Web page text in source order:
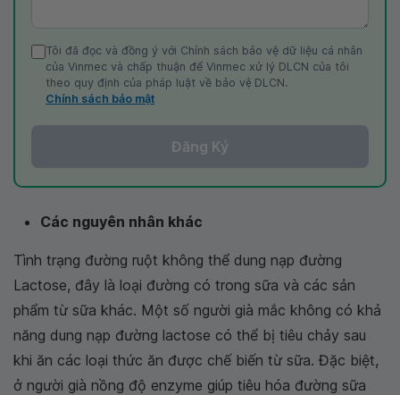
Tôi đã đọc và đồng ý với Chính sách bảo vệ dữ liệu cá nhân
của Vinmec và chấp thuận để Vinmec xử lý DLCN của tôi
theo quy định của pháp luật về bảo vệ DLCN.
Chính sách bảo mật
Đăng Ký
Các nguyên nhân khác
Tình trạng đường ruột không thể dung nạp đường
Lactose, đây là loại đường có trong sữa và các sản
phẩm từ sữa khác. Một số người già mắc không có khả
năng dung nạp đường lactose có thể bị tiêu chảy sau
khi ăn các loại thức ăn được chế biến từ sữa. Đặc biệt,
ở người già nồng độ enzyme giúp tiêu hóa đường sữa